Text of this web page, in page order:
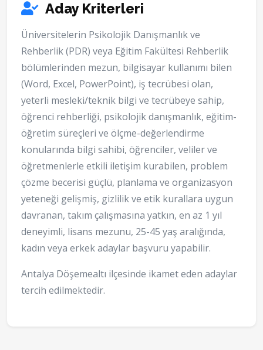
Aday Kriterleri
Üniversitelerin Psikolojik Danışmanlık ve
Rehberlik (PDR) veya Eğitim Fakültesi Rehberlik
bölümlerinden mezun, bilgisayar kullanımı bilen
(Word, Excel, PowerPoint), iş tecrübesi olan,
yeterli mesleki/teknik bilgi ve tecrübeye sahip,
öğrenci rehberliği, psikolojik danışmanlık, eğitim-
öğretim süreçleri ve ölçme-değerlendirme
konularında bilgi sahibi, öğrenciler, veliler ve
öğretmenlerle etkili iletişim kurabilen, problem
çözme becerisi güçlü, planlama ve organizasyon
yeteneği gelişmiş, gizlilik ve etik kurallara uygun
davranan, takım çalışmasına yatkın, en az 1 yıl
deneyimli, lisans mezunu, 25-45 yaş aralığında,
kadın veya erkek adaylar başvuru yapabilir.
Antalya Döşemealtı ilçesinde ikamet eden adaylar
tercih edilmektedir.